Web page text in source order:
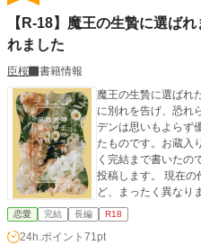
込みきれない凛子に彼が言った。 「その様子じゃ、昨夜の事、何にも覚えてな
いっすよね？」 酒に酔ってうっかり部下の芦谷と寝てしまったのかと動揺する
凛子に 芦谷は彼の部屋を案内し、あるものを見せ――。
―Rinさん。俺、ずっと会いたかった
は？ 俺に、抱かれたくないですか？」 これまでずっと塩対応だった部下。 彼
には秘密の顔があった。彼は、凛子の推し、イ
ロップス恋愛小説コンテスト応募落選
連載→完結済み（5/31（日））
【R-18】魔王の生贄に選ば
れました
臣桜
書籍情報
魔王の生贄に選ばれ
に別れを告げ、恐れ
デンは思いもよらず優しい
たものです。お蔵入
く完結まで書いた
投稿します。 現在の
ど、まったく異なり
恋愛 完結 長編 R18
24h.ポイント 71pt